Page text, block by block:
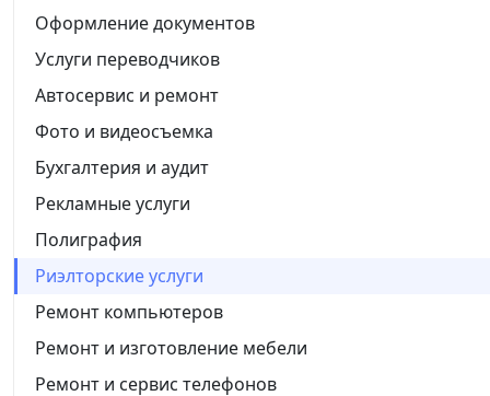
Оформление документов
Услуги переводчиков
Автосервис и ремонт
Фото и видеосъемка
Бухгалтерия и аудит
Рекламные услуги
Полиграфия
Риэлторские услуги
Ремонт компьютеров
Ремонт и изготовление мебели
Ремонт и сервис телефонов